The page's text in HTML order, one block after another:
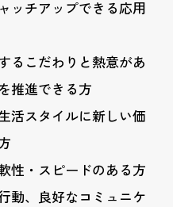
ッチアップできる応用
るこだわりと熱意があ
推進できる方
活スタイルに新しい価
性・スピードのある方
動、良好なコミュニケ